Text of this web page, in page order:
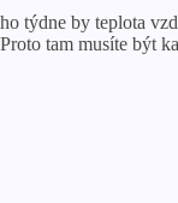
týdne by teplota
tam musíte být